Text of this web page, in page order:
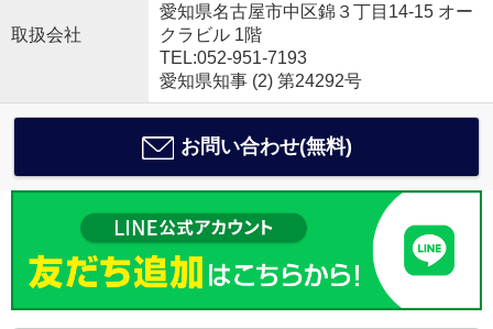
取扱会社
愛知県名古屋市中区錦３丁目14-15 オー
クラビル 1階
TEL:052-951-7193
愛知県知事 (2) 第24292号
お問い合わせ(無料)